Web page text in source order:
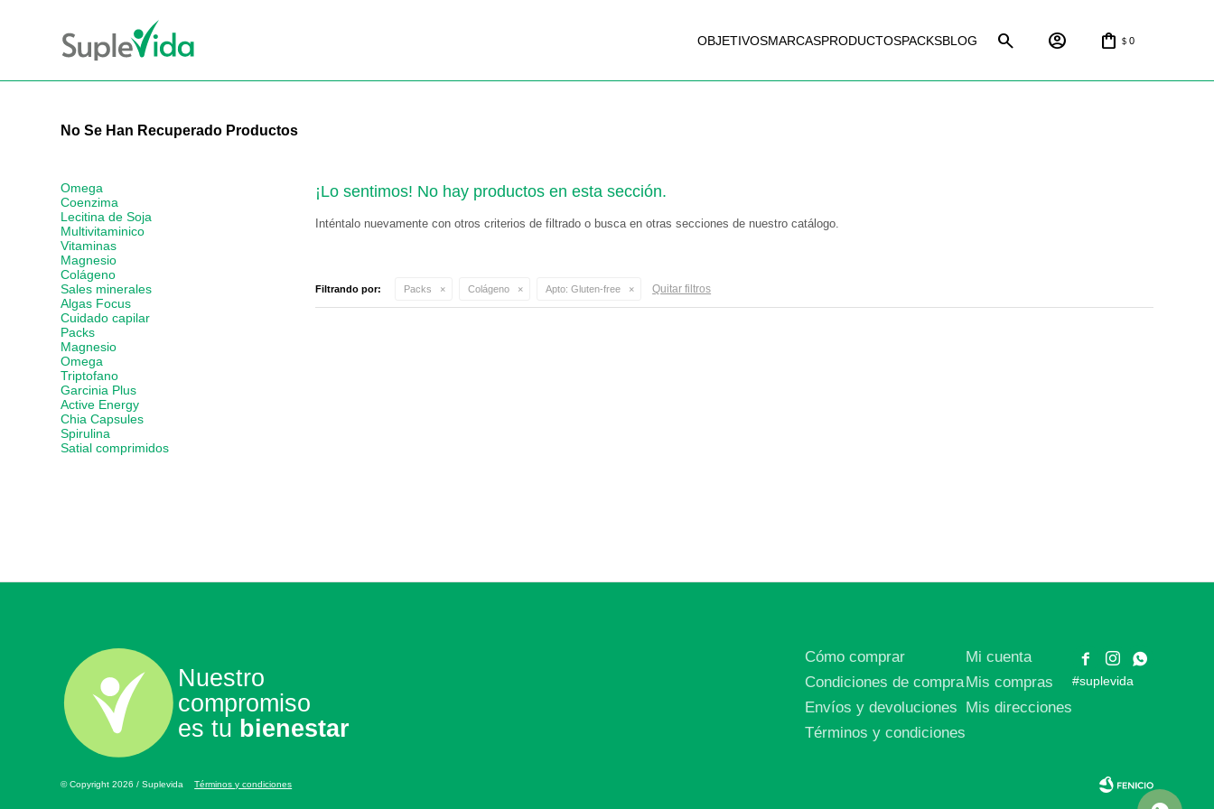
OBJETIVOSMARCASPRODUCTOSPACKSBLOG $ 0
No Se Han Recuperado Productos
¡Lo sentimos! No hay productos en esta sección.
Inténtalo nuevamente con otros criterios de filtrado o busca en otras secciones de nuestro catálogo.
Filtrando por: Packs Colágeno Apto: Gluten-free Quitar filtros
Omega
Coenzima
Lecitina de Soja
Multivitaminico
Vitaminas
Magnesio
Colágeno
Sales minerales
Algas Focus
Cuidado capilar
Packs
Magnesio
Omega
Triptofano
Garcinia Plus
Active Energy
Chia Capsules
Spirulina
Satial comprimidos
Nuestro
compromiso
es tu bienestar
Cómo comprar
Condiciones de compra
Envíos y devoluciones
Términos y condiciones
Mi cuenta
Mis compras
Mis direcciones
 

#suplevida
© Copyright 2026 / SuplevidaTérminos y condiciones